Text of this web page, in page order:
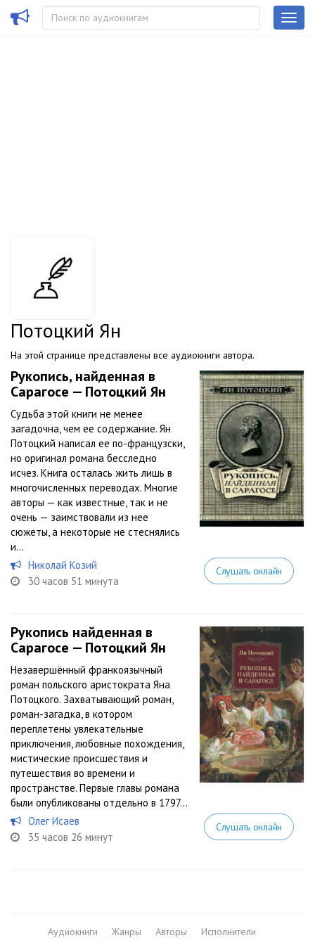
Потоцкий Ян
На этой странице представлены все аудиокниги автора.
Рукопись, найденная в
Сарагосе — Потоцкий Ян
Судьба этой книги не менее
загадочна, чем ее содержание. Ян
Потоцкий написал ее по-французски,
но оригинал романа бесследно
исчез. Книга осталась жить лишь в
многочисленных переводах. Многие
авторы — как известные, так и не
очень — заимствовали из нее
сюжеты, а некоторые не стеснялись
и...
Николай Козий
30 часов 51 минута
Слушать онлайн
Рукопись найденная в
Сарагосе — Потоцкий Ян
Незавершённый франкоязычный
роман польского аристократа Яна
Потоцкого. Захватывающий роман,
роман-загадка, в котором
переплетены увлекательные
приключения, любовные похождения,
мистические происшествия и
путешествия во времени и
пространстве. Первые главы романа
были опубликованы отдельно в 1797...
Олег Исаев
35 часов 26 минут
Слушать онлайн
Аудиокниги Жанры Авторы
Исполнители